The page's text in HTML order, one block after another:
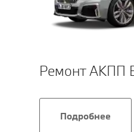
Ремонт АКПП
Подробнее